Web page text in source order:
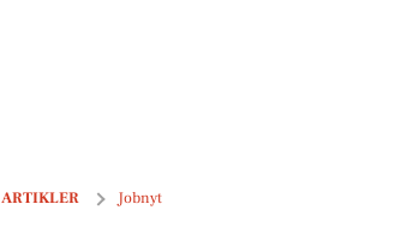
ARTIKLER Jobnyt
Leder til socialpsykiatri og rusmiddelbehandling i